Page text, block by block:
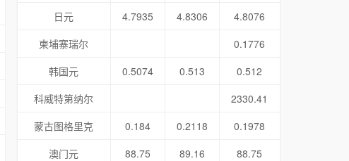
日元
4.7935 4.8306
4.8076
柬埔寨瑞尔
0.1776
韩国元
0.5074 0.513
0.512
科威特第纳尔
2330.41
蒙古图格里克
0.184 0.2118
0.1978
澳门元
88.75 89.16
88.75